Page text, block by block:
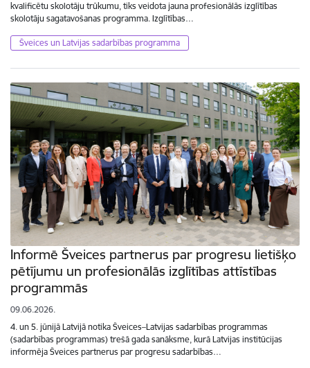
kvalificētu skolotāju trūkumu, tiks veidota jauna profesionālās izglītības
skolotāju sagatavošanas programma. Izglītības…
Šveices un Latvijas sadarbības programma
Informē Šveices partnerus par progresu lietišķo
pētījumu un profesionālās izglītības attīstības
programmās
09.06.2026.
4. un 5. jūnijā Latvijā notika Šveices–Latvijas sadarbības programmas
(sadarbības programmas) trešā gada sanāksme, kurā Latvijas institūcijas
informēja Šveices partnerus par progresu sadarbības…